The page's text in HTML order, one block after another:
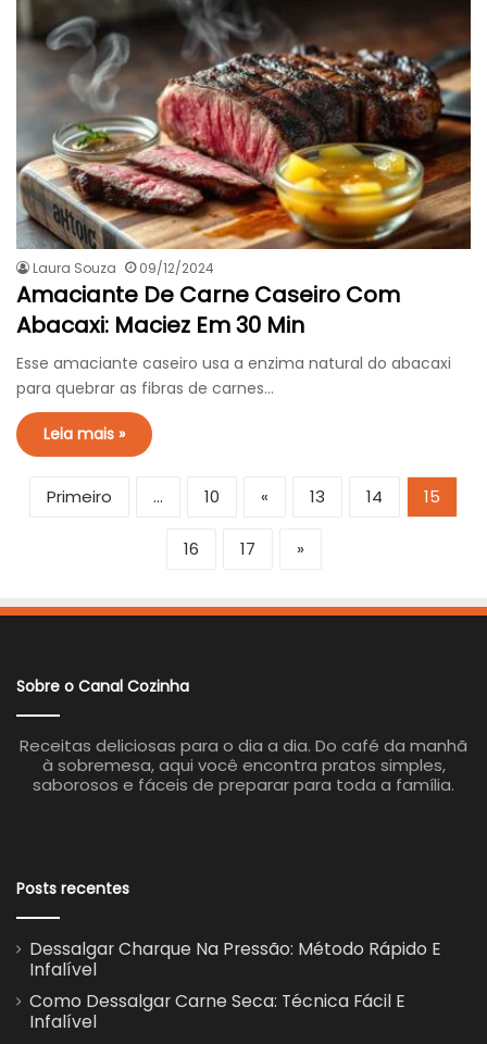
Laura Souza 09/12/2024
Amaciante De Carne Caseiro Com
Abacaxi: Maciez Em 30 Min
Esse amaciante caseiro usa a enzima natural do abacaxi
para quebrar as fibras de carnes…
Leia mais »
Primeiro ... 10 « 13 14 15
16 17 »
Sobre o Canal Cozinha
Receitas deliciosas para o dia a dia. Do café da manhã
à sobremesa, aqui você encontra pratos simples,
saborosos e fáceis de preparar para toda a família.
Posts recentes
Dessalgar Charque Na Pressão: Método Rápido E
Infalível
Como Dessalgar Carne Seca: Técnica Fácil E
Infalível